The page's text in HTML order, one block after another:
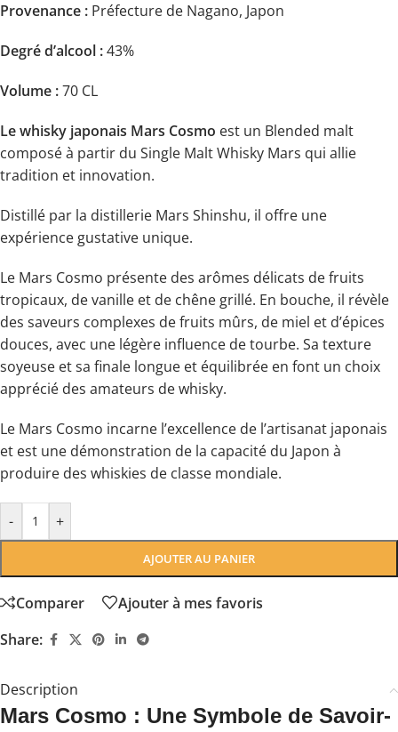
Provenance : Préfecture de Nagano, Japon
Degré d’alcool :43%
Volume :70 CL
Le whisky japonais Mars Cosmo est un Blended malt
composé à partir du Single Malt Whisky Mars qui allie
tradition et innovation.
Distillé par la distillerie Mars Shinshu, il offre une
expérience gustative unique.
Le Mars Cosmo présente des arômes délicats de fruits
tropicaux, de vanille et de chêne grillé. En bouche, il révèle
des saveurs complexes de fruits mûrs, de miel et d’épices
douces, avec une légère influence de tourbe. Sa texture
soyeuse et sa finale longue et équilibrée en font un choix
apprécié des amateurs de whisky.
Le Mars Cosmo incarne l’excellence de l’artisanat japonais
et est une démonstration de la capacité du Japon à
produire des whiskies de classe mondiale.
- +
AJOUTER AU PANIER
Comparer
Ajouter à mes favoris
Share:
Description
Mars Cosmo : Une Symbole de Savoir-